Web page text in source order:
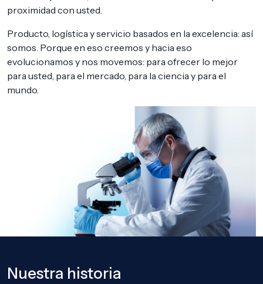
proximidad con usted.
Producto, logística y servicio basados en la excelencia: así
somos. Porque en eso creemos y hacia eso
evolucionamos y nos movemos: para ofrecer lo mejor
para usted, para el mercado, para la ciencia y para el
mundo.
Nuestra historia